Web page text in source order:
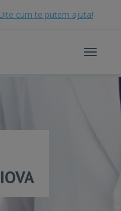
cum te putem ajuta!
Toggle